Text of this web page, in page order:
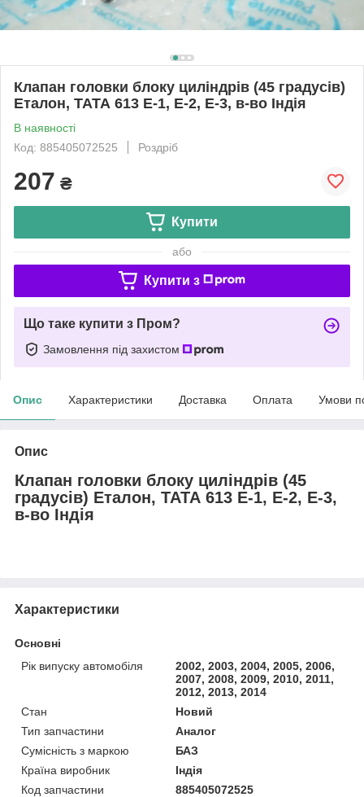
Клапан головки блоку циліндрів (45 градусів)
Еталон, ТАТА 613 Е-1, Е-2, Е-3, в-во Індія
В наявності
Код: 885405072525
Роздріб
207 ₴
Купити
або
Купити з
Що таке купити з Пром?
Замовлення під захистом
Опис Характеристики Доставка Оплата Умови
Опис
Клапан головки блоку циліндрів (45
градусів) Еталон, ТАТА 613 Е-1, Е-2, Е-3,
в-во Індія
Характеристики
Основні
Рік випуску автомобіля
2002, 2003, 2004, 2005, 2006,
2007, 2008, 2009, 2010, 2011,
2012, 2013, 2014
Стан
Новий
Тип запчастини
Аналог
Сумісність з маркою
БАЗ
Країна виробник
Індія
Код запчастини
885405072525